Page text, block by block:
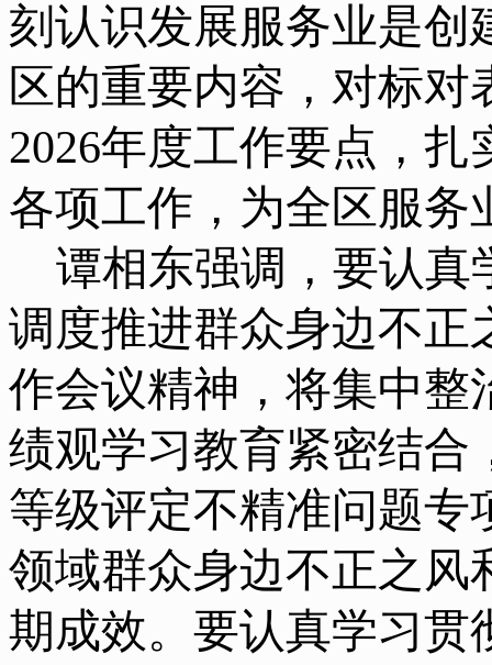
刻认识发展服务业是创
区的重要内容，对标
2026年度工作要点，
各项工作，为全区服务
谭相东强调，要认真
调度推进群众身边不正
作会议精神，将集中整
绩观学习教育紧密结合
等级评定不精准问题专
领域群众身边不正之风
期成效。要认真学习贯